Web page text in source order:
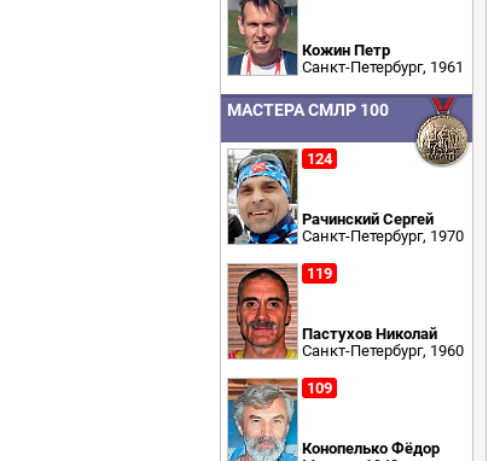
Кожин Петр
Санкт-Петербург, 1961
МАСТЕРА СМЛР 100
124
Рачинский Сергей
Санкт-Петербург, 1970
119
Пастухов Николай
Санкт-Петербург, 1960
109
Конопелько Фёдор